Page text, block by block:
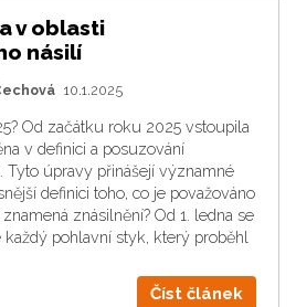
v oblasti
násilí
10.1.2025
Od začátku roku 2025 vstoupila
v definici a posuzování
Tyto úpravy přinášejí významné
definici toho, co je považováno
znásilnění? Od 1. ledna se
každý pohlavní styk, který proběhl
Číst článek